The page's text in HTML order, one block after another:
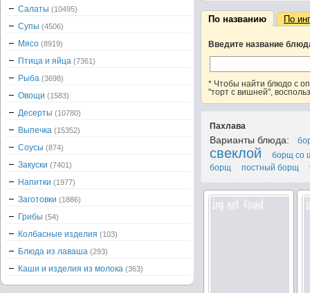
По названию По
Введите название
* Чтобы найти блюдо с
"торт с вишней",
Пахлава
Варианты блюда:
свеклой
борщ со
борщ
постный борщ
Салаты (10495)
Супы (4506)
Мясо (8919)
Птица и яйца (7361)
Рыба (3698)
Овощи (1583)
Десерты (10780)
Выпечка (15352)
Соусы (874)
Закуски (7401)
Напитки (1977)
Заготовки (1886)
Грибы (54)
Колбасные изделия (103)
Блюда из лаваша (293)
Каши и изделия из молока (363)